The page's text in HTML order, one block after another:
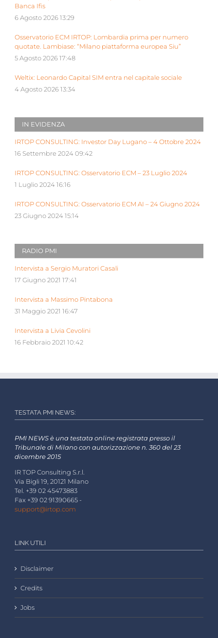
Banca Ifis
6 Agosto 2026 13:29
Osservatorio ECM IRTOP: Lombardia prima per numero
quotate. Lambiase: “Milano piattaforma europea Siu”
5 Agosto 2026 17:48
Weltix: Leonardo Capital SIM entra nel capitale sociale
4 Agosto 2026 13:34
IN EVIDENZA
IRTOP CONSULTING: Investor Day Lugano – 4 Ottobre 2024
16 Settembre 2024 09:42
IRTOP CONSULTING: Osservatorio ECM – 23 Luglio 2024
1 Luglio 2024 16:16
IRTOP CONSULTING: Osservatorio ECM AI – 24 Giugno 2024
23 Giugno 2024 15:14
RADIO PMI
Intervista a Sergio Muratori Casali
17 Giugno 2021 17:41
Intervista a Massimo Pintabona
31 Maggio 2021 16:47
Intervista a Livia Cevolini
16 Febbraio 2021 10:42
TESTATA PMI NEWS:
PMI NEWS è una testata online registrata presso il
Tribunale di Milano con autorizzazione n. 360 del 23
dicembre 2015
IR TOP Consulting S.r.l.
Via Bigli 19, 20121 Milano
Tel. +39 02 45473883
Fax +39 02 91390665 -
support@irtop.com
LINK UTILI
Disclaimer
Credits
Jobs